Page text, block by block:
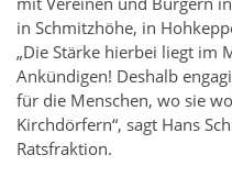
in Schmitzhöhe, in
„Die Stärke hierbei liegt im
Ankündigen! Deshalb
für die Menschen, wo sie
Kirchdörfern“, sagt Hans
Ratsfraktion.